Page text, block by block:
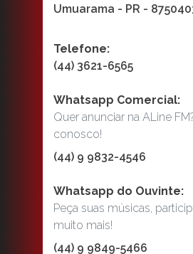
Umuarama - PR -
Telefone:
(44) 3621-6565
Whatsapp Comercial:
Quer anunciar na ALine
conosco!
(44) 9 9832-4546
Whatsapp do Ouvinte:
Peça suas músicas,
muito mais!
(44) 9 9849-5466